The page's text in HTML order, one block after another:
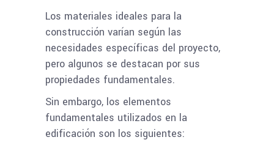
Los materiales ideales para la
construcción varían según las
necesidades específicas del proyecto,
pero algunos se destacan por sus
propiedades fundamentales.
Sin embargo, los elementos
fundamentales utilizados en la
edificación son los siguientes: